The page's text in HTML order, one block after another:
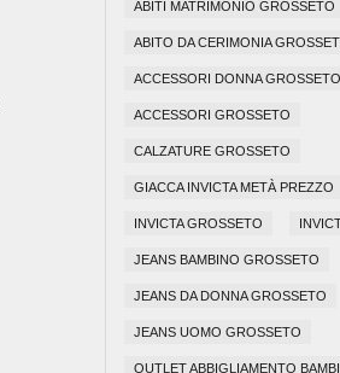
ABITI MATRIMONIO GROSSETO
ABITO DA CERIMONIA
ACCESSORI DONNA GROSSETO
ACCESSORI GROSSETO
CALZATURE GROSSETO
GIACCA INVICTA METÀ PREZZO
INVICTA GROSSETO
JEANS BAMBINO GROSSETO
JEANS DA DONNA GROSSETO
JEANS UOMO GROSSETO
OUTLET ABBIGLIAMENTO